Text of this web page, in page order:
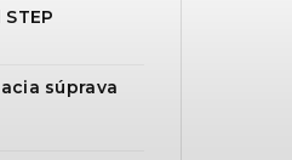
súprava